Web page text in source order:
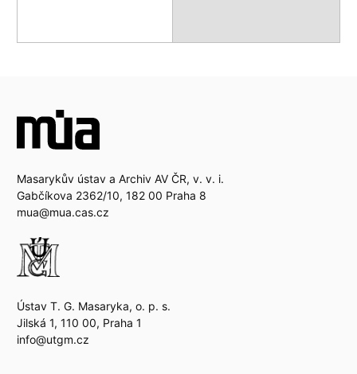
Masarykův ústav a Archiv AV ČR, v. v. i.
Gabčíkova 2362/10, 182 00 Praha 8
mua@mua.cas.cz
Ústav T. G. Masaryka, o. p. s.
Jilská 1, 110 00, Praha 1
info@utgm.cz